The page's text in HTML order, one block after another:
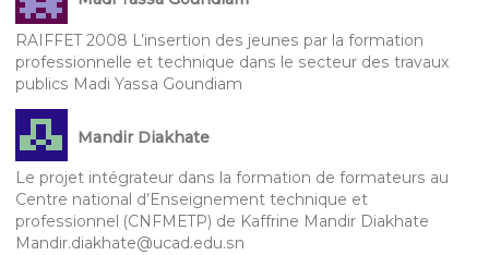
RAIFFET 2008 L’insertion des jeunes par la formation
professionnelle et technique dans le secteur des travaux
publics Madi Yassa Goundiam
Mandir Diakhate
Le projet intégrateur dans la formation de formateurs au
Centre national d’Enseignement technique et
professionnel (CNFMETP) de Kaffrine Mandir Diakhate
Mandir.diakhate@ucad.edu.sn